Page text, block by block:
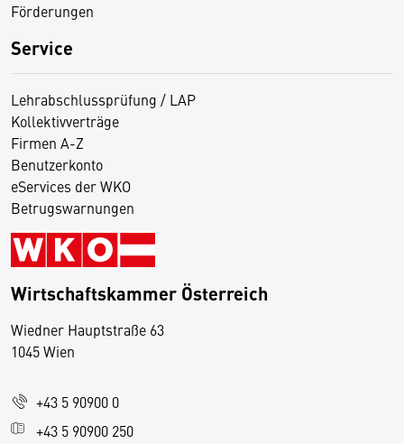
Förderungen
Service
Lehrabschlussprüfung / LAP
Kollektivverträge
Firmen A-Z
Benutzerkonto
eServices der WKO
Betrugswarnungen
Wirtschaftskammer Österreich
Wiedner Hauptstraße 63
1045 Wien
+43 5 90900 0
+43 5 90900 250
D
s
e